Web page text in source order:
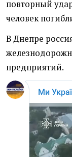
повторный
человек
В Днепре
предприятий.